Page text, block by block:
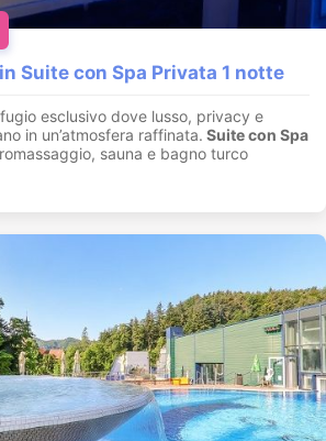
Suite con Spa Privata 1 notte
esclusivo dove lusso, privacy e
in un’atmosfera raffinata. Suite con Spa
sauna e bagno turco